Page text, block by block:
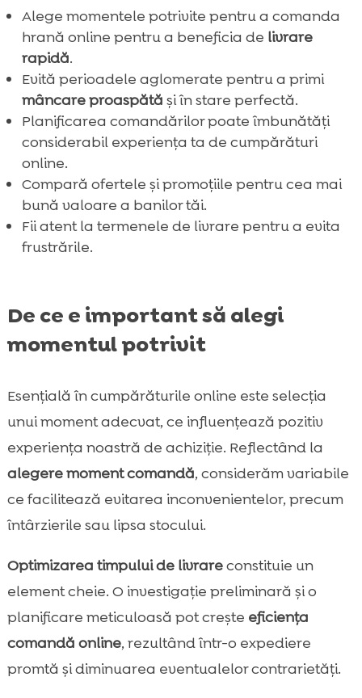
câinele tău
 Experiența personală cu comanda online
 Cum să evite frustrările legate de comenzi
 Importanța verificării recenziilor
Atenție la termenele de livrare
Aplicatii utile pentru comenzi online
 Avantajele serviciilor cu abonament
 Concluzie
 FAQ
Alege momentele potrivite pentru a comanda
hrană online pentru a beneficia de livrare
rapidă.
Evită perioadele aglomerate pentru a primi
mâncare proaspătă și în stare perfectă.
Planificarea comandărilor poate îmbunătăți
considerabil experiența ta de cumpărături
online.
Compară ofertele și promoțiile pentru cea mai
bună valoare a banilor tăi.
Fii atent la termenele de livrare pentru a evita
frustrările.
De ce e important să alegi
momentul potrivit
Esenţială în cumpărăturile online este selecția
unui moment adecvat, ce influențează pozitiv
experiența noastră de achiziție. Reflectând la
alegere moment comandă, considerăm variabile
ce facilitează evitarea inconvenientelor, precum
întârzierile sau lipsa stocului.
Optimizarea timpului de livrareconstituie un
element cheie. O investigație preliminară și o
planificare meticuloasă pot crește eficiența
comandă online, rezultând într-o expediere
promtă și diminuarea eventualelor contrarietăți.